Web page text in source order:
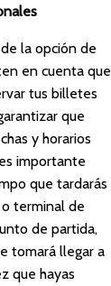
la opción de
en cuenta que
tus billetes
que
y horarios
importante
que tardarás
terminal de
de partida,
tomará llegar a
que hayas